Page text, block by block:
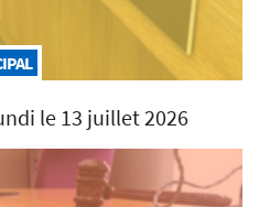
le 13 juillet 2026